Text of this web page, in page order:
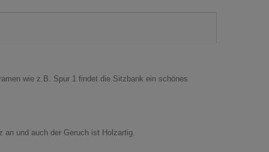
wie z.B. Spur 1 findet die Sitzbank ein schönes
und auch der Geruch ist Holzartig.